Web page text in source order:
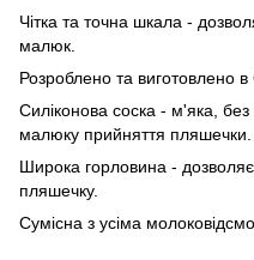
Чітка та точна шкала -
малюк.
Розроблено та виготовлено
Силіконова соска - м'яка,
малюку прийняття пляшечки.
Широка горловина -
пляшечку.
Сумісна з усіма